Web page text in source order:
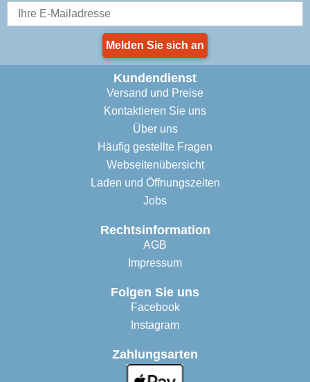
Melden Sie sich an
Kundendienst
Versand und Preise
Kontaktieren Sie uns
Über uns
Häufig gestellte Fragen
Webseitenübersicht
Laden und Öffnungszeiten
Jobs
Rechtsinformation
AGB
Impressum
Folgen Sie uns
Facebook
Instagram
Zahlungsarten